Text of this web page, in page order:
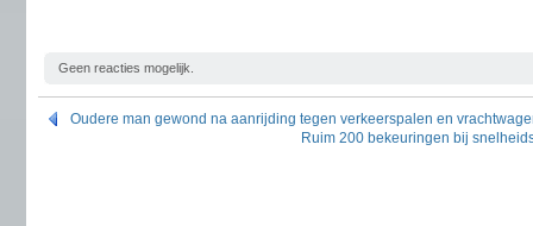
Geen reacties mogelijk.
Oudere man gewond na aanrijding tegen verkeerspalen en
Ruim 200 bekeuringen bij